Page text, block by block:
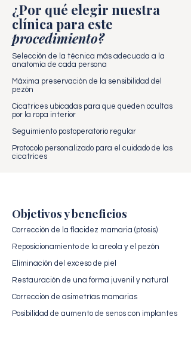
¿Por qué elegir nuestra
clínica para este
procedimiento?
Selección de la técnica más adecuada a la
anatomía de cada persona
Máxima preservación de la sensibilidad del
pezón
Cicatrices ubicadas para que queden ocultas
por la ropa interior
Seguimiento postoperatorio regular
Protocolo personalizado para el cuidado de las
cicatrices
Objetivos y beneficios
Corrección de la flacidez mamaria (ptosis)
Reposicionamiento de la areola y el pezón
Eliminación del exceso de piel
Restauración de una forma juvenil y natural
Corrección de asimetrías mamarias
Posibilidad de aumento de senos con implantes